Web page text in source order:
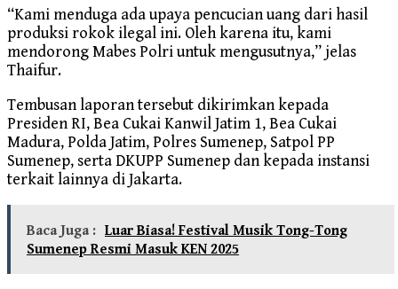
“Kami menduga ada upaya pencucian uang dari hasil
produksi rokok ilegal ini. Oleh karena itu, kami
mendorong Mabes Polri untuk mengusutnya,” jelas
Thaifur.
Tembusan laporan tersebut dikirimkan kepada
Presiden RI, Bea Cukai Kanwil Jatim 1, Bea Cukai
Madura, Polda Jatim, Polres Sumenep, Satpol PP
Sumenep, serta DKUPP Sumenep dan kepada instansi
terkait lainnya di Jakarta.
Baca Juga : Luar Biasa! Festival Musik Tong-Tong
Sumenep Resmi Masuk KEN 2025